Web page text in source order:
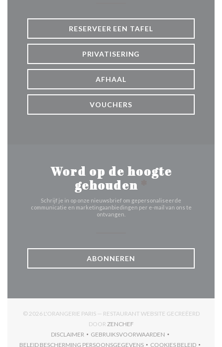
RESERVEER EEN TAFEL
PRIVATISERING
AFHAAL
VOUCHERS
Word op de hoogte
gehouden
Schrijf je in op onze nieuwsbrief om gepersonaliseerde
communicatie en marketingaanbiedingen per e-mail van ons te
ontvangen.
ABONNEREN
© 2026 L'ORANGERIE PARIS — RESTAURANT WEBSITE GECREËERD
DOOR ZENCHEF((OPENT IN EEN NIEUW
DISCLAIMER
((OPENT IN EEN NIEUW VENSTER))
GEBRUIKSVOORWAARDEN
((OPENT IN EEN NIEUW
BELEID BESCHERMING PERSOONSGEGEVENS
COOKIES BELEID